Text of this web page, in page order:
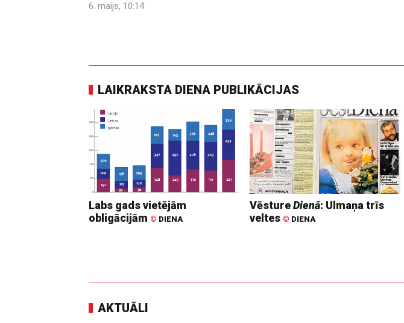
6. maijs, 10:14
LAIKRAKSTA DIENA PUBLIKĀCIJAS
Labs gads vietējām
obligācijām © DIENA
VēstureDienā: Ulmaņa trīs
veltes © DIENA
AKTUĀLI